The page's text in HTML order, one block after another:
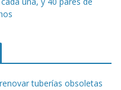
tuberías obsoletas